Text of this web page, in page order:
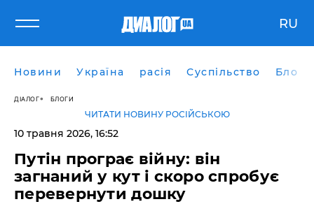
RU
Новини Україна расія Суспільство Блоги
ДІАЛОГ БЛОГИ
ЧИТАТИ НОВИНУ РОСІЙСЬКОЮ
10 травня 2026, 16:52
​Путін програє війну: він
загнаний у кут і скоро спробує
перевернути дошку